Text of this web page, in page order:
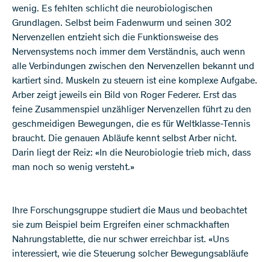
wenig. Es fehlten schlicht die neurobiologischen
Grundlagen. Selbst beim Fadenwurm und seinen 302
Nervenzellen entzieht sich die Funktionsweise des
Nervensystems noch immer dem Verständnis, auch wenn
alle Verbindungen zwischen den Nervenzellen bekannt und
kartiert sind. Muskeln zu steuern ist eine komplexe Aufgabe.
Arber zeigt jeweils ein Bild von Roger Federer. Erst das
feine Zusammenspiel unzähliger Nervenzellen führt zu den
geschmeidigen Bewegungen, die es für Weltklasse-Tennis
braucht. Die genauen Abläufe kennt selbst Arber nicht.
Darin liegt der Reiz: «In die Neurobiologie trieb mich, dass
man noch so wenig versteht.»
Ihre Forschungsgruppe studiert die Maus und beobachtet
sie zum Beispiel beim Ergreifen einer schmackhaften
Nahrungstablette, die nur schwer erreichbar ist. «Uns
interessiert, wie die Steuerung solcher Bewegungsabläufe